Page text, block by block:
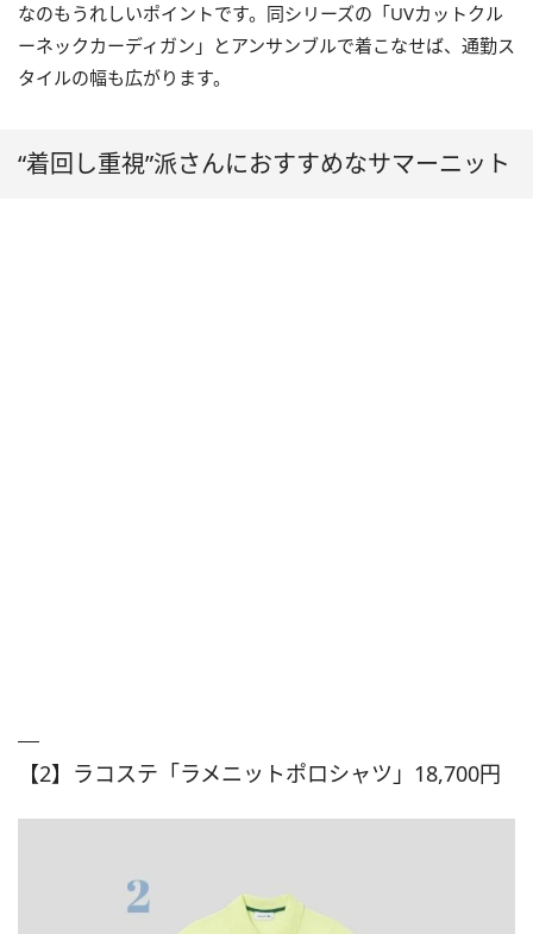
なのもうれしいポイントです。同シリーズの「UVカットクル
ーネックカーディガン」とアンサンブルで着こなせば、通勤ス
タイルの幅も広がります。
“着回し重視”派さんにおすすめなサマーニット
【2】ラコステ「ラメニットポロシャツ」18,700円